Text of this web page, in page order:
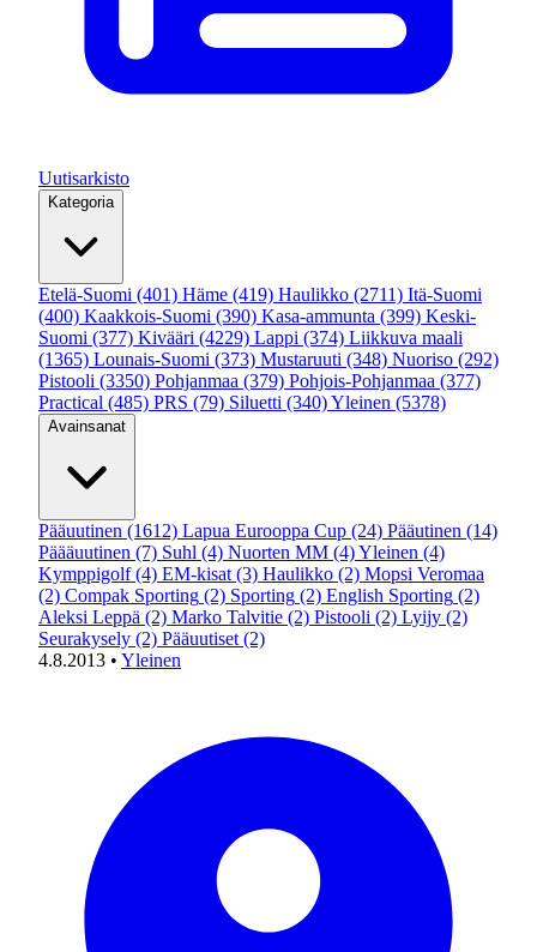
Uutisarkisto
Kategoria
Etelä-Suomi (401) Häme (419) Haulikko (2711) Itä-Suomi
(400) Kaakkois-Suomi (390) Kasa-ammunta (399) Keski-
Suomi (377) Kivääri (4229) Lappi (374) Liikkuva maali
(1365) Lounais-Suomi (373) Mustaruuti (348) Nuoriso (292)
Pistooli (3350) Pohjanmaa (379) Pohjois-Pohjanmaa (377)
Practical (485) PRS (79) Siluetti (340)Yleinen (5378)
Avainsanat
Pääuutinen (1612) Lapua Eurooppa Cup (24) Pääutinen (14)
Päääuutinen (7) Suhl (4) Nuorten MM (4)Yleinen (4)
Kymppigolf (4) EM-kisat (3) Haulikko (2) Mopsi Veromaa
(2) Compak Sporting (2) Sporting (2) English Sporting (2)
Aleksi Leppä (2) Marko Talvitie (2) Pistooli (2) Lyijy (2)
Seurakysely (2) Pääuutiset (2)
4.8.2013 • Yleinen